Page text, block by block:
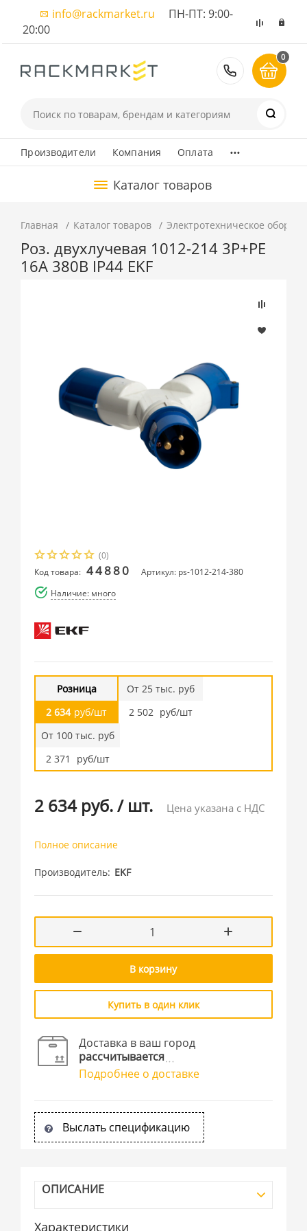
info@rackmarket.ru ПН-ПТ: 9:00-
20:00
8 (495)
0
Производители Компания Оплата ...
Каталог товаров
Главная Каталог товаров Электротехническое
Роз. двухлучевая 1012-214 3Р+РЕ
16А 380В IP44 EKF
(0)
Код товара: 44880
Артикул: ps-1012-214-380
Наличие: много
Розница
2 634 руб/шт
От 25 тыс. руб
2 502 руб/шт
От 100 тыс. руб
2 371
руб/шт
2 634 руб./ шт. Цена указана с НДС
Полное описание
Производитель EKF
В корзину
Купить в один клик
Доставка в ваш город
рассчитывается
Подробнее о доставке
Выслать спецификацию
ОПИСАНИЕ
Характеристики